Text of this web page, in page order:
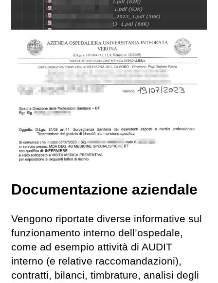
Documentazione aziendale
Vengono riportate diverse informative sul
funzionamento interno dell’ospedale,
come ad esempio attività di AUDIT
interno (e relative raccomandazioni),
contratti, bilanci, timbrature, analisi degli